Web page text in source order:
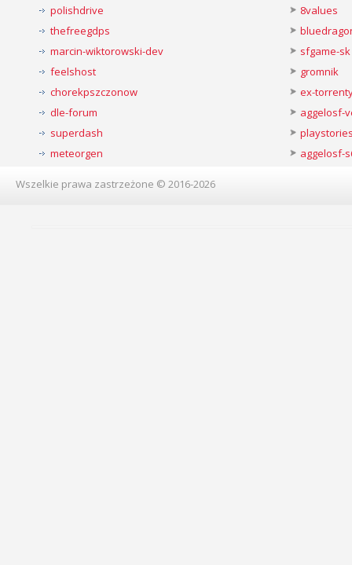
polishdrive
thefreegdps
marcin-wiktorowski-dev
feelshost
chorekpszczonow
dle-forum
superdash
meteorgen
8values
sfgame-sk
gromnik
ex-
aggelosf-
aggelosf-
Wszelkie prawa zastrzeżone © 2016-2026